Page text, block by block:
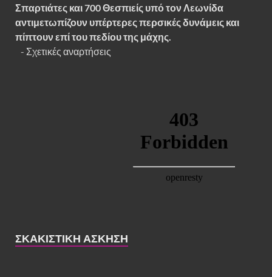
Σπαρτιάτες και 700 Θεσπιείς υπό τον Λεωνίδα
αντιμετωπίζουν υπέρτερες περσικές δυνάμεις και
πίπτουν επί του πεδίου της μάχης.
- Σχετικές αναρτήσεις
ΣΚΑΚΙΣΤΙΚΉ ΆΣΚΗΣΗ